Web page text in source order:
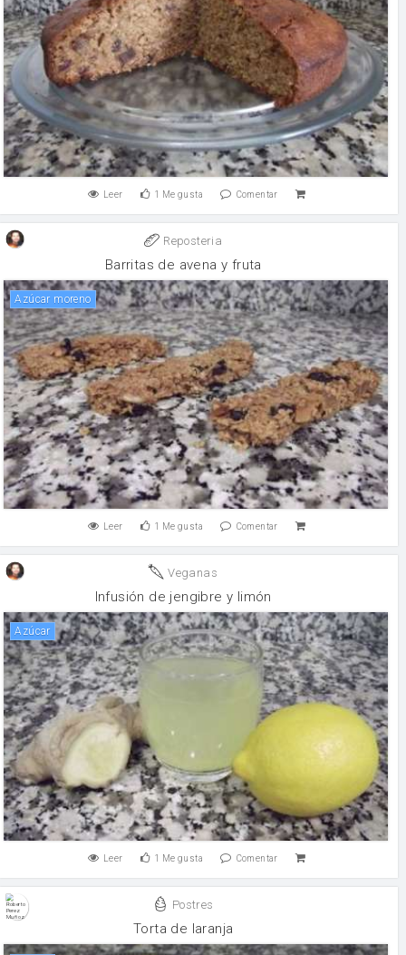
Leer 1 Me gusta Comentar
Reposteria
Barritas de avena y fruta
Azúcar moreno
Leer 1 Me gusta Comentar
Veganas
Infusión de jengibre y limón
Azúcar
Leer 1 Me gusta Comentar
Postres
Torta de laranja